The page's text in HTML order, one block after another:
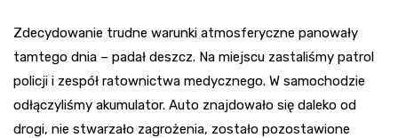
Zdecydowanie trudne warunki atmosferyczne panowały
tamtego dnia – padał deszcz. Na miejscu zastaliśmy patrol
policji i zespół ratownictwa medycznego. W samochodzie
odłączyliśmy akumulator. Auto znajdowało się daleko od
drogi, nie stwarzało zagrożenia, zostało pozostawione